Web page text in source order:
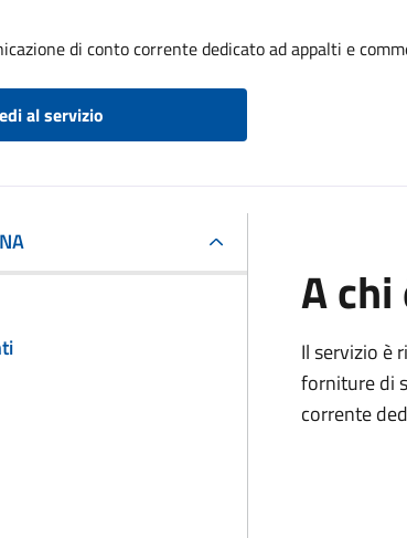
di conto corrente dedicato ad appalti e
al servizio
A
Il servizio è
forniture di
corrente